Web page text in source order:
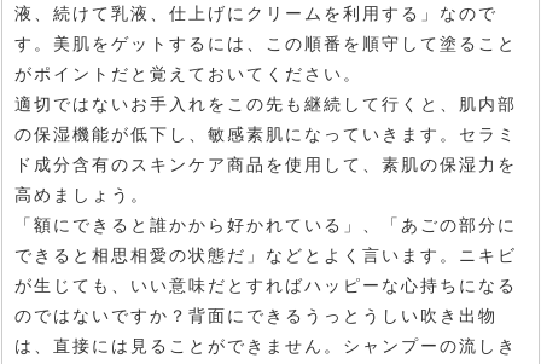
液、続けて乳液、仕上げにクリームを利用する」なので
す。美肌をゲットするには、この順番を順守して塗ること
がポイントだと覚えておいてください。
適切ではないお手入れをこの先も継続して行くと、肌内部
の保湿機能が低下し、敏感素肌になっていきます。セラミ
ド成分含有のスキンケア商品を使用して、素肌の保湿力を
高めましょう。
「額にできると誰かから好かれている」、「あごの部分に
できると相思相愛の状態だ」などとよく言います。ニキビ
が生じても、いい意味だとすればハッピーな心持ちになる
のではないですか？背面にできるうっとうしい吹き出物
は、直接には見ることができません。シャンプーの流しき